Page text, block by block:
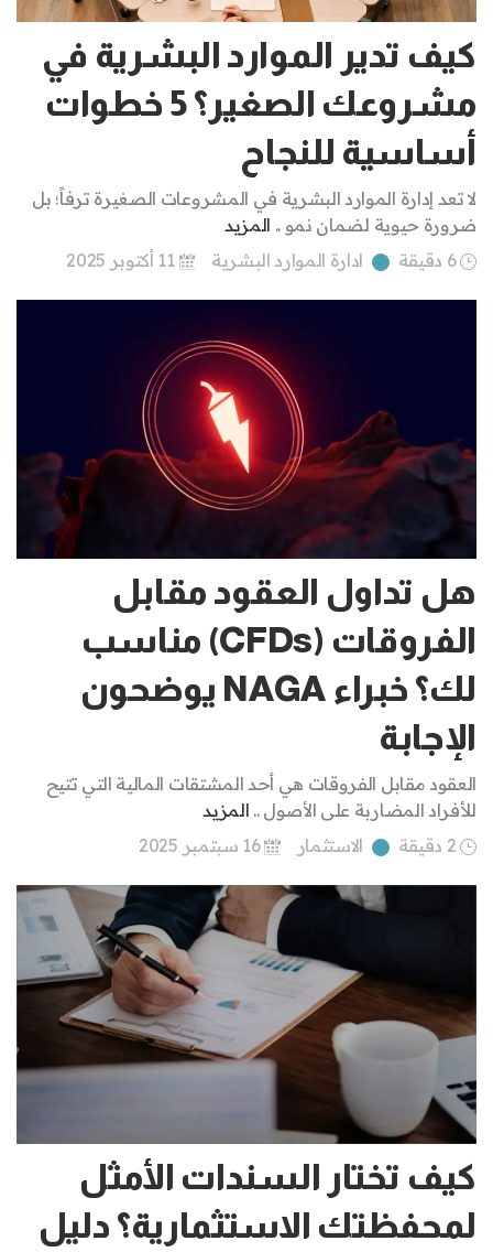
كيف تدير الموارد البشرية في
مشروعك الصغير؟ 5 خطوات
أساسية للنجاح
لا تعد إدارة الموارد البشرية في المشروعات الصغيرة ترفاً؛ بل
ضرورة حيوية لضمان نمو .. المزيد
6 دقيقة
ادارة الموارد البشرية 11 أكتوبر 2025
هل تداول العقود مقابل
الفروقات (CFDs) مناسب
لك؟ خبراء NAGA يوضحون
الإجابة
العقود مقابل الفروقات هي أحد المشتقات المالية التي تتيح
للأفراد المضاربة على الأصول .. المزيد
2 دقيقة
الاستثمار 16 سبتمبر 2025
كيف تختار السندات الأمثل
لمحفظتك الاستثمارية؟ دليل